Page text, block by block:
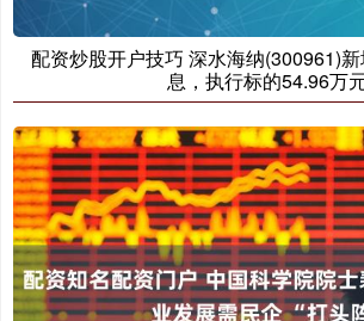
配资炒股开户技巧 深水海纳(300961)
息，执行标的54.96万